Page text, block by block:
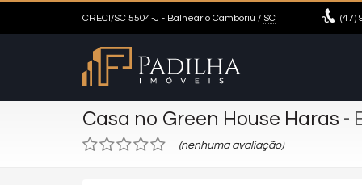
CRECI/SC 5504-J - Balneário Camboriú / SC (47)
Casa no Green House Haras -
(nenhuma avaliação)